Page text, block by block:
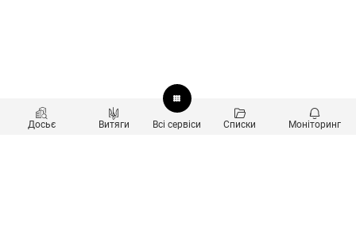
Досьє Витяги Всі сервіси Списки Моніторинг